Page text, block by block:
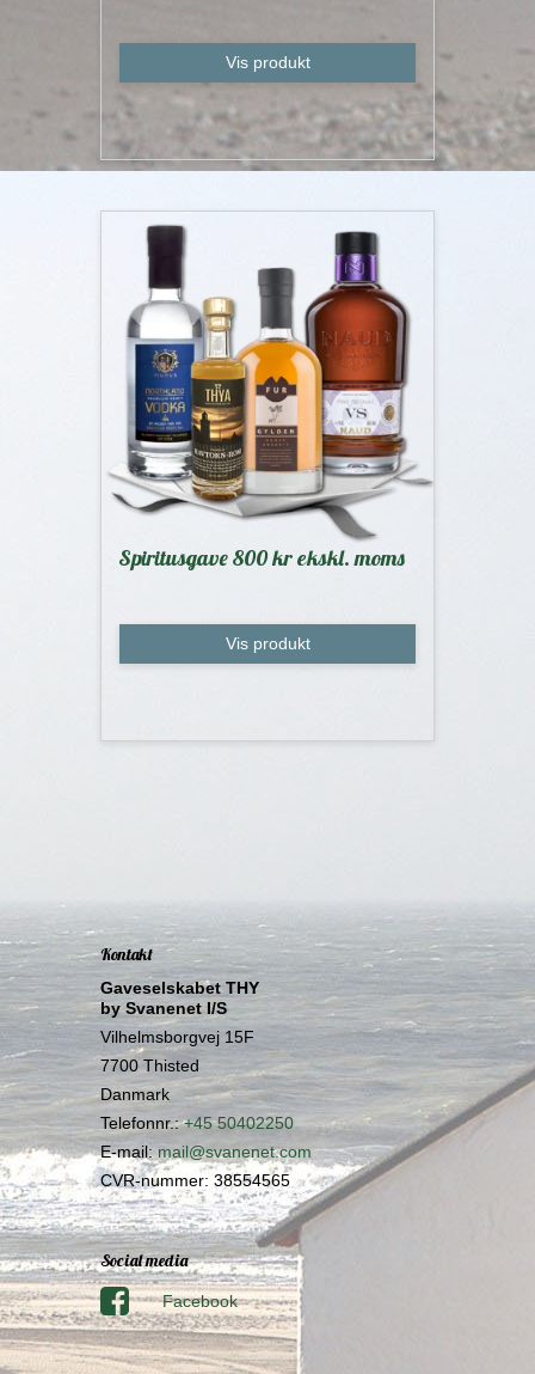
Vis produkt
Spiritusgave 800 kr ekskl. moms
Vis produkt
Kontakt
Gaveselskabet THY
by Svanenet I/S
Vilhelmsborgvej 15F
7700 Thisted
Danmark
Telefonnr.: +45 50402250
E-mail: mail@svanenet.com
CVR-nummer: 38554565
Social media
Facebook